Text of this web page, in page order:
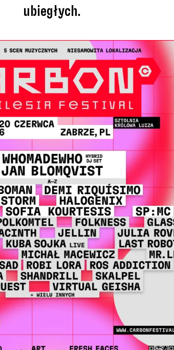
ubiegłych.